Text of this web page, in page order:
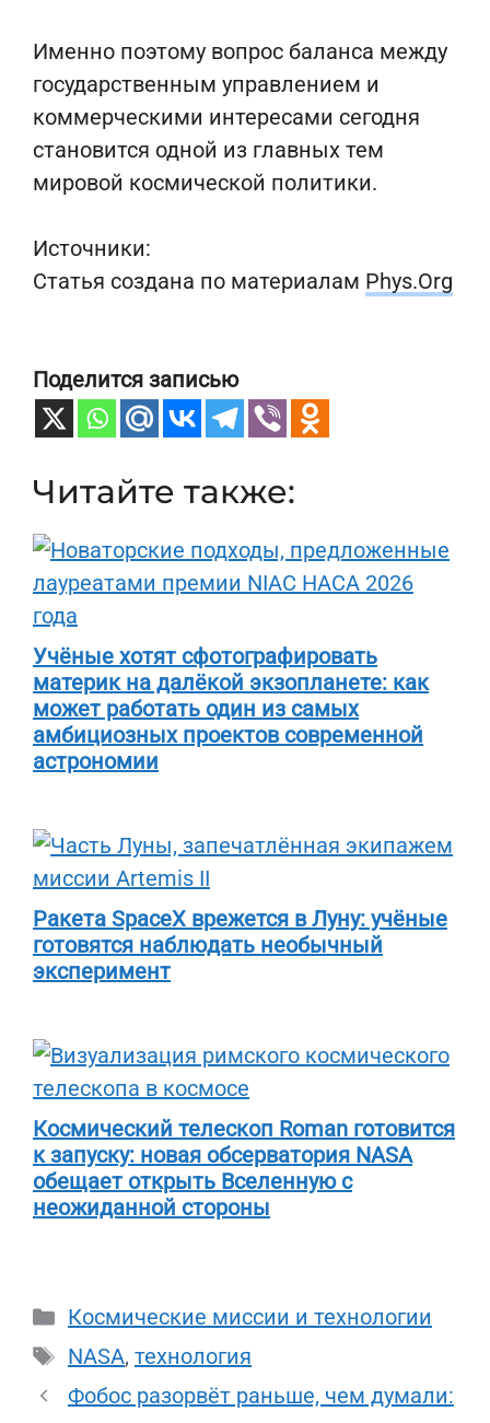
Именно поэтому вопрос баланса между
государственным управлением и
коммерческими интересами сегодня
становится одной из главных тем
мировой космической политики.
Источники:
Статья создана по материалам Phys.Org
Поделится записью
Читайте также:
Учёные хотят сфотографировать
материк на далёкой экзопланете: как
может работать один из самых
амбициозных проектов современной
астрономии
Ракета SpaceX врежется в Луну: учёные
готовятся наблюдать необычный
эксперимент
Космический телескоп Roman готовится
к запуску: новая обсерватория NASA
обещает открыть Вселенную с
неожиданной стороны
Рубрики
Космические миссии и технологии
Метки
NASA, технология
Фобос разорвёт раньше, чем думали: